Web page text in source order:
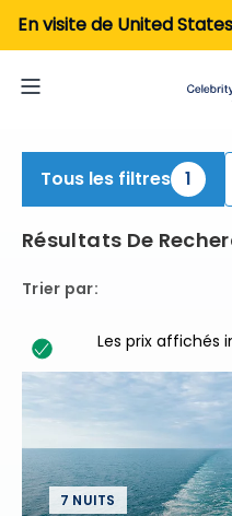
En visite de United
Tous les filtres 1
Résultats De
Trier par:
Les prix affichés
7 NUITS